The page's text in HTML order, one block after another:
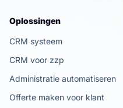
Oplossingen
CRM systeem
CRM voor zzp
Administratie automatiseren
Offerte maken voor klant